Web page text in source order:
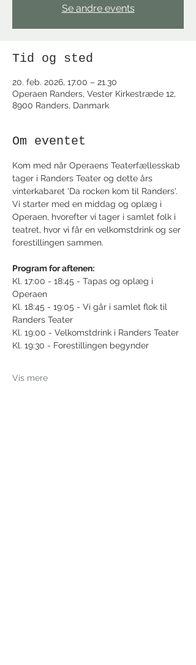
Se andre events
Tid og sted
20. feb. 2026, 17.00 – 21.30
Operaen Randers, Vester Kirkestræde 12,
8900 Randers, Danmark
Om eventet
Kom med når Operaens Teaterfællesskab
tager i Randers Teater og dette års
vinterkabaret 'Da rocken kom til Randers'.
Vi starter med en middag og oplæg i
Operaen, hvorefter vi tager i samlet folk i
teatret, hvor vi får en velkomstdrink og ser
forestillingen sammen.
Program for aftenen:
Kl. 17:00 - 18:45 - Tapas og oplæg i
Operaen
Kl. 18:45 - 19:05 - Vi går i samlet flok til
Randers Teater
Kl. 19:00 - Velkomstdrink i Randers Teater
Kl. 19:30 - Forestillingen begynder
Vis mere